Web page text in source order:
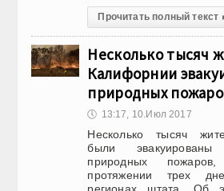
Прочитать полный текст
Несколько тысяч
Калифорнии
природных
🕔 13:17, 10.Июл 2017
Несколько тысяч
были
природных
протяжении трех